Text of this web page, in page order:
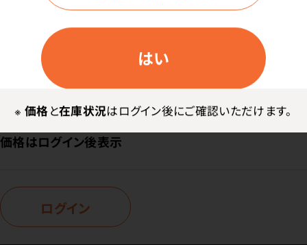
はい
※ 価格と在庫状況はログイン後にご確認いただけます。
在庫：○
サイズ・色：
コンパクトサイズ（ホワイト）
内容量：
1ケース（50枚入×20箱）
価格はログイン後表示
ログイン